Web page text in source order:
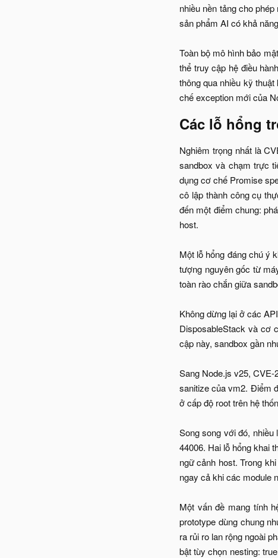
nhiều nền tảng cho
sản phẩm AI có khả
Toàn bộ mô hình bảo
thể truy cập hệ điều
thông qua nhiều kỹ
chế exception mới của
Các lỗ hổng
Nghiêm trọng nhất là
sandbox và chạm trực
dụng cơ chế Promise
cô lập thành công cụ
đến một điểm chung:
host.
Một lỗ hổng đáng chú ý
tượng nguyên gốc từ
toàn rào chắn giữa
Không dừng lại ở các
DisposableStack và cơ
cập này, sandbox gần
Sang Node.js v25,
sanitize của vm2. Điểm
ở cấp độ root trên hệ
Song song với đó,
44006. Hai lỗ hổng khai
ngữ cảnh host. Trong
ngay cả khi các module
Một vấn đề mang tính
prototype dùng chung
ra rủi ro lan rộng ngoài
bật tùy chọn nesting: